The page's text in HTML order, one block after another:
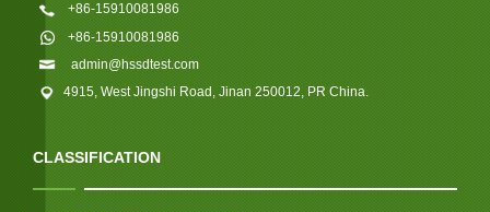
+86-15910081986
+86-15910081986
admin@hssdtest.com
4915, West Jingshi Road, Jinan 250012, PR China.
CLASSIFICATION